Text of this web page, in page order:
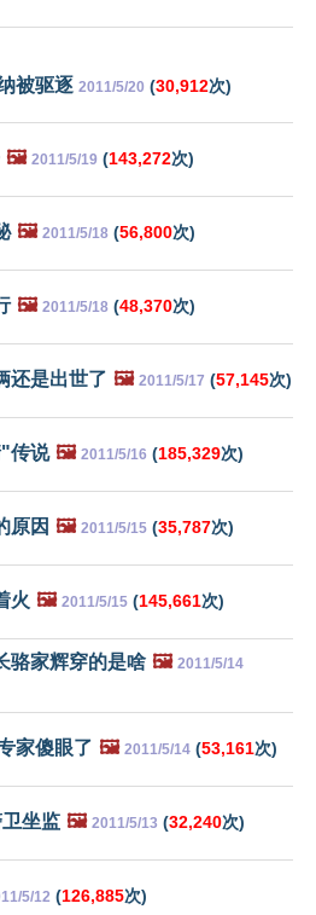
被驱逐 2011/5/20 (30,912次)
🖼️ 2011/5/19 (143,272次)
🖼️ 2011/5/18 (56,800次)
🖼️ 2011/5/18 (48,370次)
还是出世了 🖼️ 2011/5/17 (57,145次)
传说 🖼️ 2011/5/16 (185,329次)
原因 🖼️ 2011/5/15 (35,787次)
火 🖼️ 2011/5/15 (145,661次)
骆家辉穿的是啥 🖼️ 2011/5/14
家傻眼了 🖼️ 2011/5/14 (53,161次)
坐监 🖼️ 2011/5/13 (32,240次)
5/12 (126,885次)